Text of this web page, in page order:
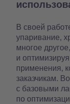
В своей
упаривание,
многое
и
применения,
заказчикам.
с базовыми
по